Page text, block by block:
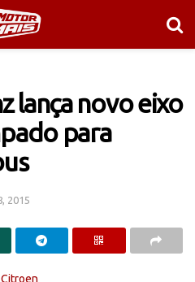
lança novo eixo
para
2015